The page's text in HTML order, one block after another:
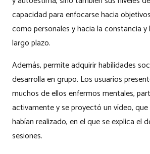
capacidad para enfocarse hacia
como personales y hacia la constancia y
largo plazo.
Además, permite adquirir habilidades
desarrolla en grupo. Los usuarios
muchos de ellos enfermos mentales,
activamente y se proyectó un vídeo,
habían realizado, en el que se explica el
sesiones.